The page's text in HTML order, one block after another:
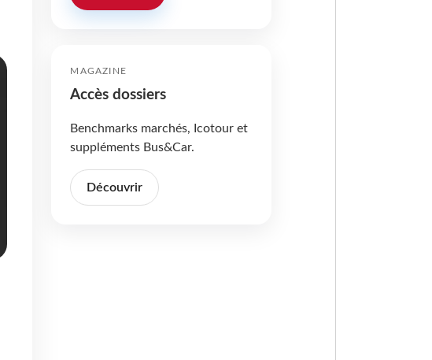
MAGAZINE
Accès dossiers
Benchmarks marchés, Icotour et
suppléments Bus&Car.
Découvrir